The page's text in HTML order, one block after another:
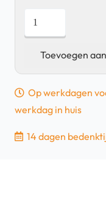
Ring
Video
Doorbell
Retourdeal
aantal
Toevoegen
Op werkdagen
werkdag in huis
14 dagen